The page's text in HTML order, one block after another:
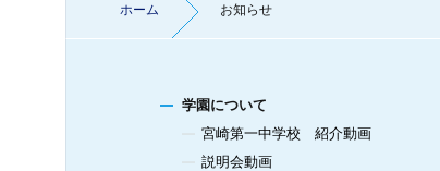
ホーム お知らせ
学園について
宮崎第一中学校 紹介動画
説明会動画